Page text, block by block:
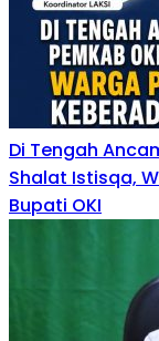
Di Tengah
Shalat Istisqa,
Bupati OKI